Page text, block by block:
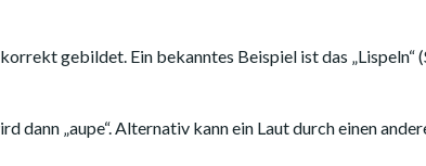
gebildet. Ein bekanntes Beispiel ist das
dann „aupe“. Alternativ kann ein Laut durch einen